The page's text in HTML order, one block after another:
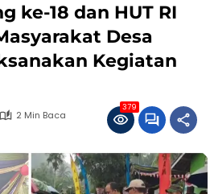
ke-18 dan HUT RI
Desa
Kegiatan
2 Min Baca
379